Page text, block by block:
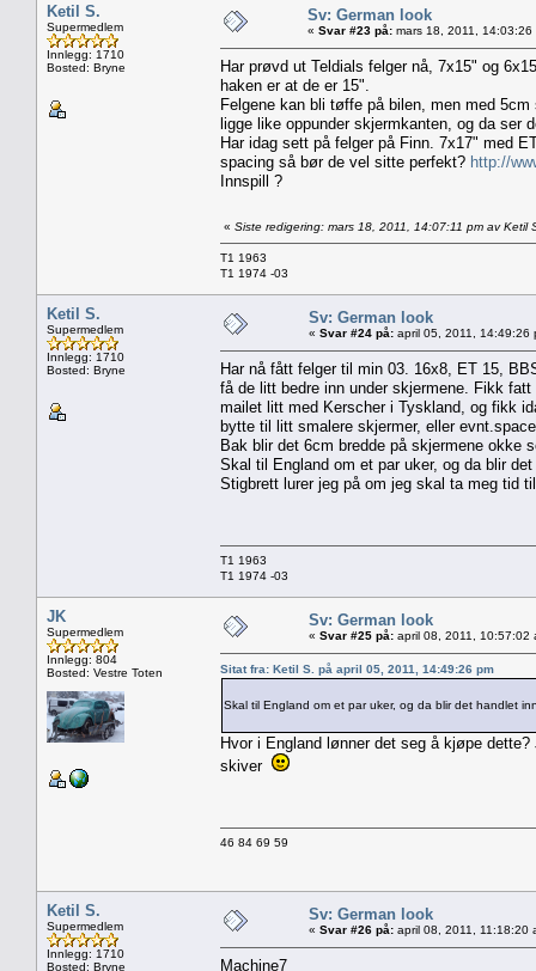
Ketil S.
Supermedlem
Innlegg: 1710
Bosted: Bryne
Sv: German look
« Svar #23 på: mars 18, 2011, 14:03:26
Har prøvd ut Teldials felger nå, 7x15" og
haken er at de er 15".
Felgene kan bli tøffe på bilen, men med
ligge like oppunder skjermkanten, og da ser
Har idag sett på felger på Finn. 7x17" med
spacing så bør de vel sitte perfekt? http://
Innspill ?
« Siste redigering: mars 18, 2011, 14:07:11 pm av Ketil
T1 1963
T1 1974 -03
Ketil S.
Supermedlem
Innlegg: 1710
Bosted: Bryne
Sv: German look
« Svar #24 på: april 05, 2011, 14:49:26
Har nå fått felger til min 03. 16x8, ET 15,
få de litt bedre inn under skjermene. Fikk
mailet litt med Kerscher i Tyskland, og fikk
bytte til litt smalere skjermer, eller
Bak blir det 6cm bredde på skjermene okke
Skal til England om et par uker, og da blir
Stigbrett lurer jeg på om jeg skal ta meg tid
T1 1963
T1 1974 -03
JK
Supermedlem
Innlegg: 804
Bosted: Vestre Toten
Sv: German look
« Svar #25 på: april 08, 2011, 10:57:02
Sitat fra: Ketil S. på april 05, 2011, 14:49:26 pm
Skal til England om et par uker, og da blir det handlet
Hvor i England lønner det seg å kjøpe
skiver
46 84 69 59
Ketil S.
Supermedlem
Innlegg: 1710
Bosted: Bryne
Sv: German look
« Svar #26 på: april 08, 2011, 11:18:20
Machine7